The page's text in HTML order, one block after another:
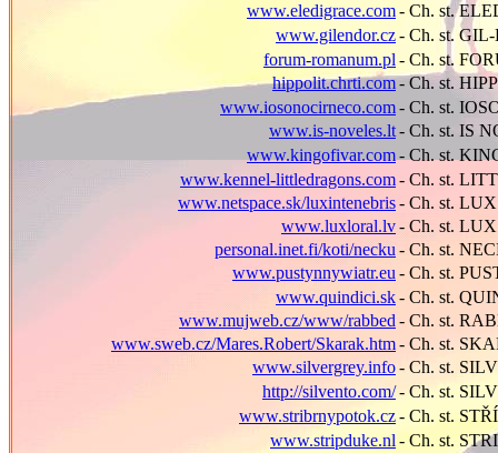
www.eledigrace.com- Ch. st.
www.gilendor.cz- Ch. st.
forum-romanum.pl - Ch. st.
hippolit.chrti.com- Ch. st.
www.iosonocirneco.com- Ch. st.
www.is-noveles.lt- Ch. st. IS
www.kingofivar.com- Ch. st.
www.kennel-littledragons.com- Ch. st.
www.netspace.sk/luxintenebris- Ch. st.
www.luxloral.lv- Ch. st.
personal.inet.fi/koti/necku - Ch. st.
www.pustynnywiatr.eu - Ch. st.
www.quindici.sk- Ch. st.
www.mujweb.cz/www/rabbed - Ch. st.
www.sweb.cz/Mares.Robert/Skarak.htm- Ch. st.
www.silvergrey.info- Ch. st.
http://silvento.com/- Ch. st.
www.stribrnypotok.cz- Ch. st.
www.stripduke.nl - Ch. st.